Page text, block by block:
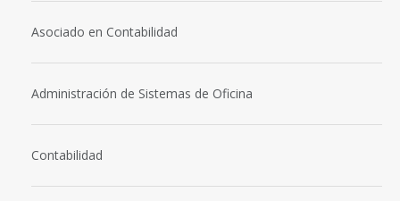
Asociado en Contabilidad
Administración de Sistemas de Oficina
Contabilidad